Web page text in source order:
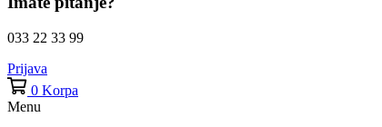
033 22 33 99
Prijava
0 Korpa
Menu